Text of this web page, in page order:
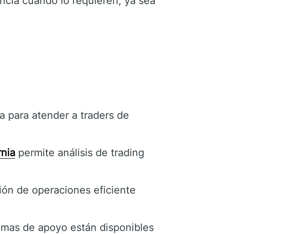
para atender a traders de
permite análisis de trading
de operaciones eficiente
de apoyo están disponibles